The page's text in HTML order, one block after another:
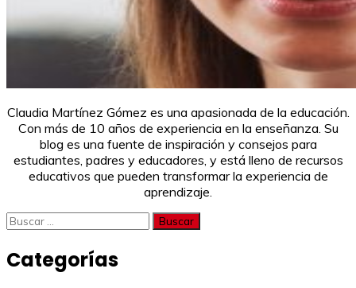
Claudia Martínez Gómez es una apasionada de la educación.
Con más de 10 años de experiencia en la enseñanza. Su
blog es una fuente de inspiración y consejos para
estudiantes, padres y educadores, y está lleno de recursos
educativos que pueden transformar la experiencia de
aprendizaje.
Buscar:
Categorías